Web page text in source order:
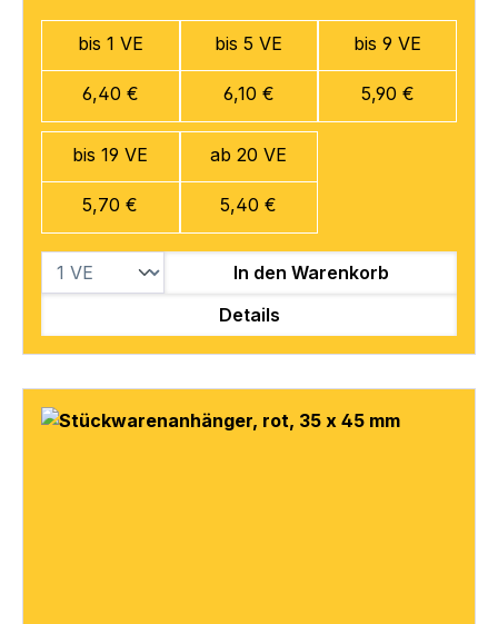
bis 1 VE
6,40 €
bis 5 VE
6,10 €
bis 9 VE
5,90 €
bis 19 VE
5,70 €
ab 20 VE
5,40 €
In den Warenkorb
Details